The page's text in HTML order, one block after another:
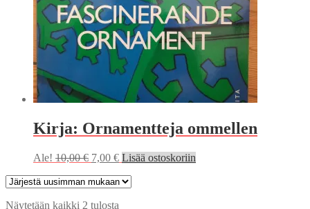
Kirja: Ornamentteja ommellen
Ale! 10,00€ Alkuperäinen
oli:
7,00 €Nykyinen
on:
Lisää ostoskoriin
Näytetään kaikki 2 tulosta